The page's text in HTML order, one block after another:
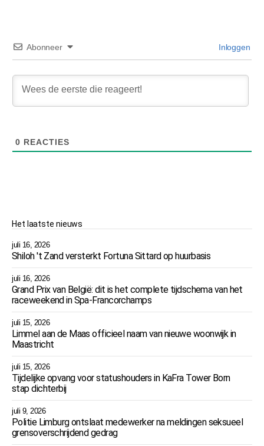
Abonneer Inloggen
0 REACTIES
Het laatste nieuws
juli 16, 2026
Shiloh 't Zand versterkt Fortuna Sittard op huurbasis
juli 16, 2026
Grand Prix van België: dit is het complete tijdschema van het
raceweekend in Spa-Francorchamps
juli 15, 2026
Limmel aan de Maas officieel naam van nieuwe woonwijk in
Maastricht
juli 15, 2026
Tijdelijke opvang voor statushouders in KaFra Tower Born
stap dichterbij
juli 9, 2026
Politie Limburg ontslaat medewerker na meldingen seksueel
grensoverschrijdend gedrag